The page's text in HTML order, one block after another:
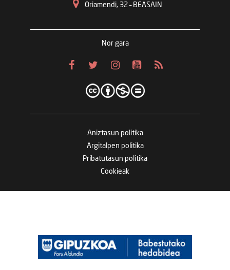
Oriamendi, 32 – BEASAIN
Nor gara
Aniztasun politika
Argitalpen politika
Pribatutasun politika
Cookieak